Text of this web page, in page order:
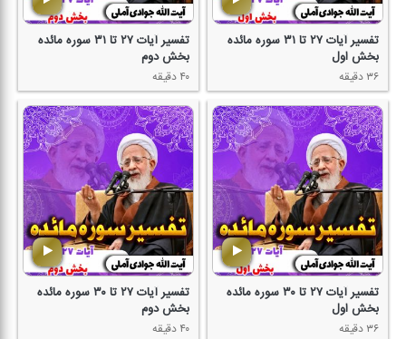
تفسیر آیات ۲۷ تا ۳۱ سوره مائده
بخش اول
۳۶ دقیقه
تفسیر آیات ۲۷ تا ۳۱ سوره مائده
بخش دوم
۴۰ دقیقه
تفسیر آیات ۲۷ تا ۳۰ سوره مائده
بخش اول
۳۶ دقیقه
تفسیر آیات ۲۷ تا ۳۰ سوره مائده
بخش دوم
۴۰ دقیقه